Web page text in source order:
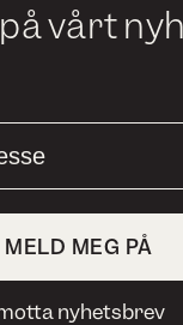
vårt
nyhetsbrev